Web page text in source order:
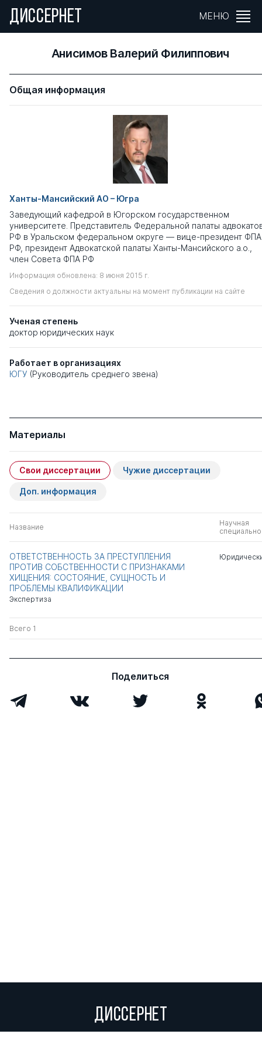
ДИССЕРНЕТ МЕНЮ
Анисимов Валерий Филиппович
Общая информация
Ханты-Мансийский АО – Югра
Заведующий кафедрой в Югорском государственном
университете. Представитель Федеральной палаты
РФ в Уральском федеральном округе — вице-президент ФПА
РФ, президент Адвокатской палаты Ханты-Мансийского а.о.,
член Совета ФПА РФ
Информация обновлена: 8 июня 2015 г.
Сведения о должности актуальны на момент публикации на сайте
Ученая степень
доктор юридических наук
Работает в организациях
ЮГУ (Руководитель среднего звена)
Материалы
Свои диссертации Чужие диссертации
Доп. информация
Название
Научная
ОТВЕТСТВЕННОСТЬ ЗА ПРЕСТУПЛЕНИЯ
ПРОТИВ СОБСТВЕННОСТИ С ПРИЗНАКАМИ
ХИЩЕНИЯ: СОСТОЯНИЕ, СУЩНОСТЬ И
ПРОБЛЕМЫ КВАЛИФИКАЦИИ
Экспертиза
Всего 1
Поделиться
ДИССЕРНЕТ